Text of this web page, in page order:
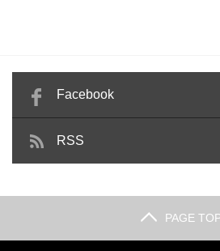
Facebook
RSS
PAGE